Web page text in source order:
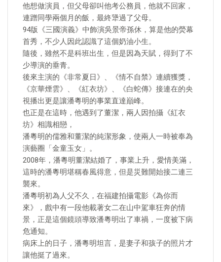
他想做演員，但父母卻叫他考公務員，他就不回家，
連蹭同學兩個月的飯，最終犟過了父母。
94版《三國演義》中飾演吳景帝孫休，算是他的熒幕
首秀，不少人因此認識了這個奶油小生。
隨後，雖然不是科班出生，但是因為天賦，得到了不
少導演的垂青。
後來主演的《非常夏日》、《情不自禁》連續獲獎，
《京華煙雲》、《紅衣坊》、《白蛇傳》接連在的央
視播出更是讓潘粵明的事業直達巔峰。
也正是在這時，他遇到了董潔，兩人因拍攝《紅衣
坊》相識相戀，
潘粵明的儒雅和董潔的純潔形象，使兩人一時被奉為
演藝圈「金童玉女」。
2008年，潘粵明董潔結婚了，事業上升，愛情美滿，
這時的潘粵明堪稱春風得意，但是災難開始接二連三
襲來。
潘粵明初為人父不久，在福建拍攝電影《為你而
來》，戲中有一段他載著女二在山中駕車狂奔的情
景，正是這個鏡頭導致潘粵明出了車禍，一度被下病
危通知。
病床上的日子，潘粵明坦言，是妻子和孩子的照片才
讓他挺了過來。